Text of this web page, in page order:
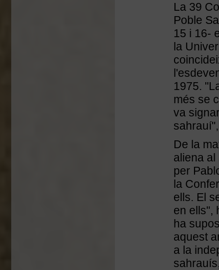
La 39
Poble
15 i 16-
la
1975.
més se
va
De la
aliena al
per
la
ells. El
en ells",
ha
aquest
a la